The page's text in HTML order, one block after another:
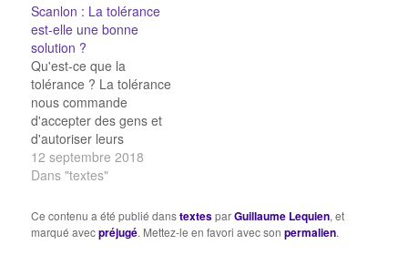
afin de mesurer nos
associations implicites
sur la couleur de la
peau, sur le genre, la
nationalité etc. Les
enfants sont-ils
racistes…
Scanlon : La tolérance
est-elle une bonne
solution ?
Qu'est-ce que la
tolérance ? La tolérance
nous commande
d'accepter des gens et
d'autoriser leurs
pratiques même quand
nous les désapprouvons
tolérance implique une
attitude intermédiaire
12 septembre 2018
Dans "textes"
Ce contenu a été publié danstextesparGuillaume Lequien, et
marqué avecpréjugé. Mettez-le en favori avec sonpermalien.